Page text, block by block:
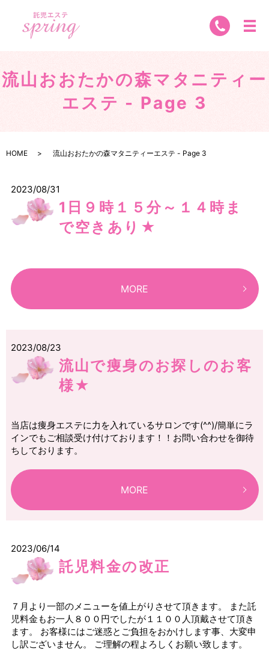
流山おおたかの森マタニティー
エステ - Page 3
HOME 流山おおたかの森マタニティーエステ - Page 3
2023/08/31
1日９時１５分～１４時ま
で空きあり★
MORE
2023/08/23
流山で痩身のお探しのお客
様★
当店は痩身エステに力を入れているサロンです(^^)/簡単にラ
インでもご相談受け付けております！！お問い合わせを御待
ちしております。
MORE
2023/06/14
託児料金の改正
７月より一部のメニューを値上がりさせて頂きます。 また託
児料金もお一人８００円でしたが１１００人頂戴させて頂き
ます。 お客様にはご迷惑とご負担をおかけします事、大変申
し訳ございません。 ご理解の程よろしくお願い致します。